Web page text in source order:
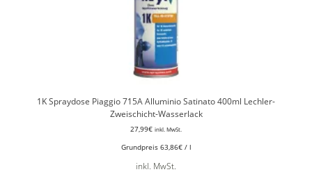
1K Spraydose Piaggio 715A Alluminio Satinato 400ml Lechler-
Zweischicht-Wasserlack
27,99€ inkl. MwSt.
Grundpreis 63,86€/ l
inkl. MwSt.